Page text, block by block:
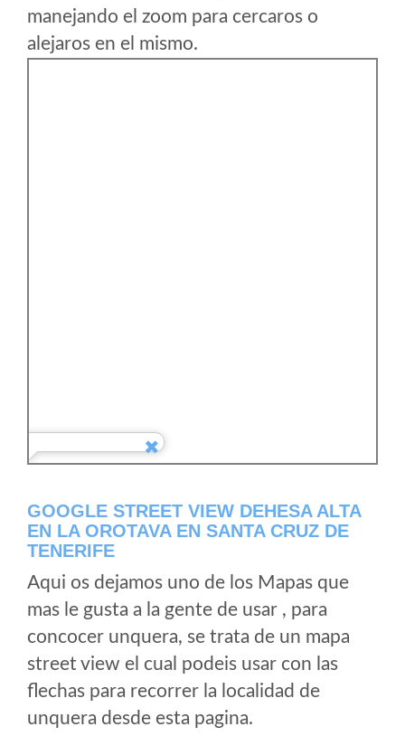
manejando el zoom para cercaros o
alejaros en el mismo.
GOOGLE STREET VIEW DEHESA ALTA
EN LA OROTAVA EN SANTA CRUZ DE
TENERIFE
Aqui os dejamos uno de los Mapas que
mas le gusta a la gente de usar , para
concocer unquera, se trata de un mapa
street view el cual podeis usar con las
flechas para recorrer la localidad de
unquera desde esta pagina.